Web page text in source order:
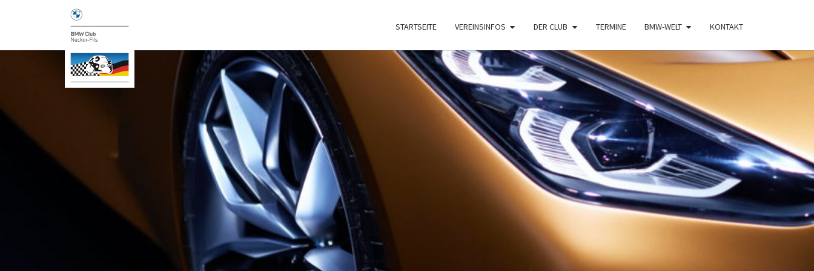
STARTSEITE VEREINSINFOS DER CLUB TERMINE BMW-WELT KONTAKT